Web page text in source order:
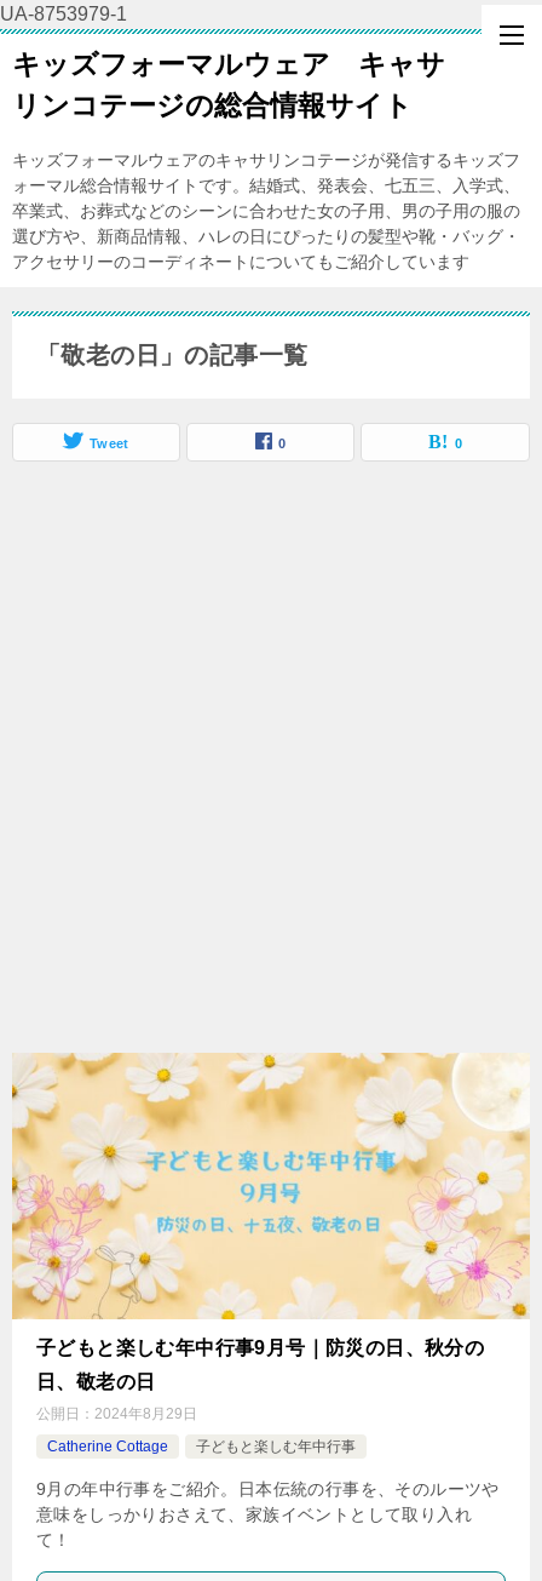
UA-8753979-1
キッズフォーマルウェア キャサ
リンコテージの総合情報サイト
キッズフォーマルウェアのキャサリンコテージが発信するキッズフ
ォーマル総合情報サイトです。結婚式、発表会、七五三、入学式、
卒業式、お葬式などのシーンに合わせた女の子用、男の子用の服の
選び方や、新商品情報、ハレの日にぴったりの髪型や靴・バッグ・
アクセサリーのコーディネートについてもご紹介しています
「敬老の日」の記事一覧
Tweet 0 0
子どもと楽しむ年中行事9月号｜防災の日、秋分の
日、敬老の日
公開日： 2024年8月29日
Catherine Cottage
子どもと楽しむ年中行事
9月の年中行事をご紹介。日本伝統の行事を、そのルーツや
意味をしっかりおさえて、家族イベントとして取り入れ
て！